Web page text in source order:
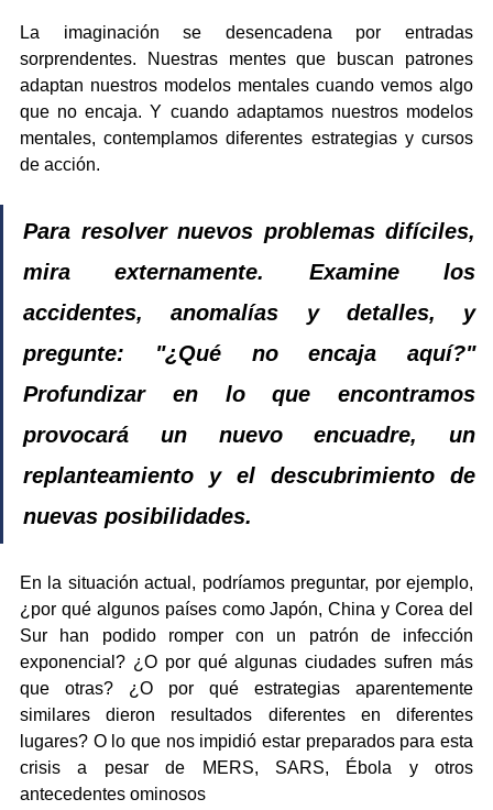
La imaginación se desencadena por entradas
sorprendentes. Nuestras mentes que buscan patrones
adaptan nuestros modelos mentales cuando vemos algo
que no encaja. Y cuando adaptamos nuestros modelos
mentales, contemplamos diferentes estrategias y cursos
de acción.
Para resolver nuevos problemas difíciles,
mira externamente. Examine los
accidentes, anomalías y detalles, y
pregunte: "¿Qué no encaja aquí?"
Profundizar en lo que encontramos
provocará un nuevo encuadre, un
replanteamiento y el descubrimiento de
nuevas posibilidades.
En la situación actual, podríamos preguntar, por ejemplo,
¿por qué algunos países como Japón, China y Corea del
Sur han podido romper con un patrón de infección
exponencial? ¿O por qué algunas ciudades sufren más
que otras? ¿O por qué estrategias aparentemente
similares dieron resultados diferentes en diferentes
lugares? O lo que nos impidió estar preparados para esta
crisis a pesar de MERS, SARS, Ébola y otros
antecedentes ominosos